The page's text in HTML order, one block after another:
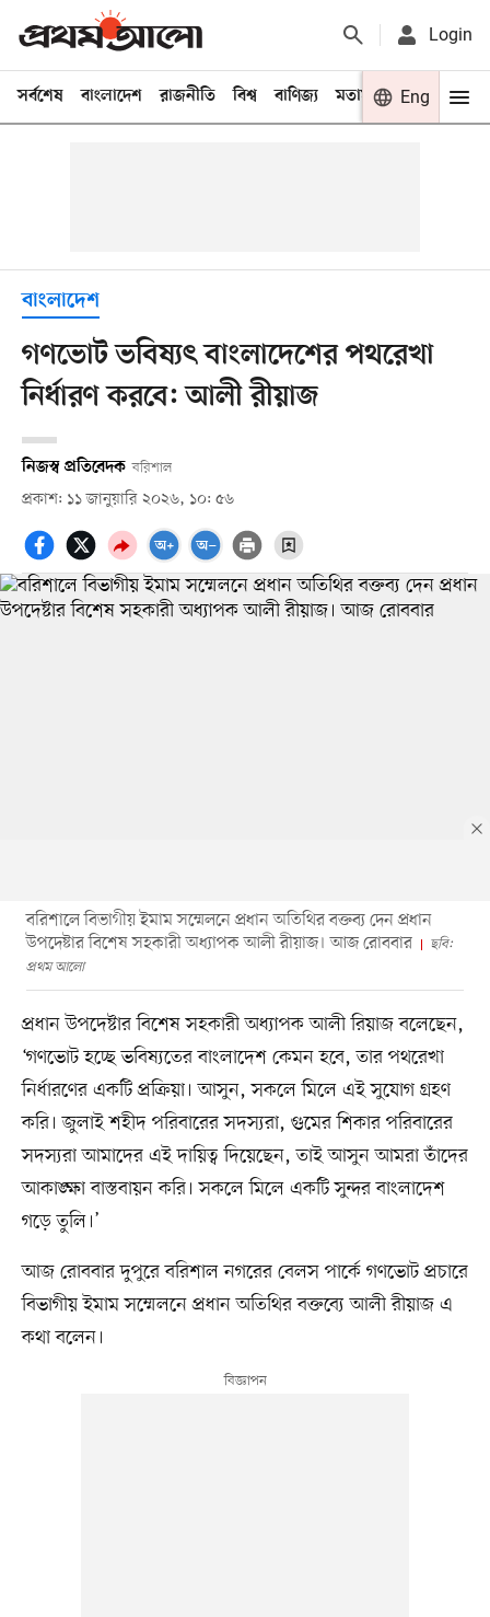
Login
সর্বশেষ বাংলাদেশ রাজনীতি বিশ্ব বাণিজ্য মতামত খেলা
Eng
বাংলাদেশ
গণভোট ভবিষ্যৎ বাংলাদেশের পথরেখা
নির্ধারণ করবে: আলী রীয়াজ
নিজস্ব প্রতিবেদক বরিশাল
প্রকাশ: ১১ জানুয়ারি ২০২৬, ১০: ৫৬
বরিশালে বিভাগীয় ইমাম সম্মেলনে প্রধান অতিথির বক্তব্য দেন প্রধান
উপদেষ্টার বিশেষ সহকারী অধ্যাপক আলী রীয়াজ। আজ রোববার
ছবি:
প্রথম আলো
প্রধান উপদেষ্টার বিশেষ সহকারী অধ্যাপক আলী রিয়াজ বলেছেন,
‘গণভোট হচ্ছে ভবিষ্যতের বাংলাদেশ কেমন হবে, তার পথরেখা
নির্ধারণের একটি প্রক্রিয়া। আসুন, সকলে মিলে এই সুযোগ গ্রহণ
করি। জুলাই শহীদ পরিবারের সদস্যরা, গুমের শিকার পরিবারের
সদস্যরা আমাদের এই দায়িত্ব দিয়েছেন, তাই আসুন আমরা তাঁদের
আকাঙ্ক্ষা বাস্তবায়ন করি। সকলে মিলে একটি সুন্দর বাংলাদেশ
গড়ে তুলি।’
আজ রোববার দুপুরে বরিশাল নগরের বেলস পার্কে গণভোট প্রচারে
বিভাগীয় ইমাম সম্মেলনে প্রধান অতিথির বক্তব্যে আলী রীয়াজ এ
কথা বলেন।